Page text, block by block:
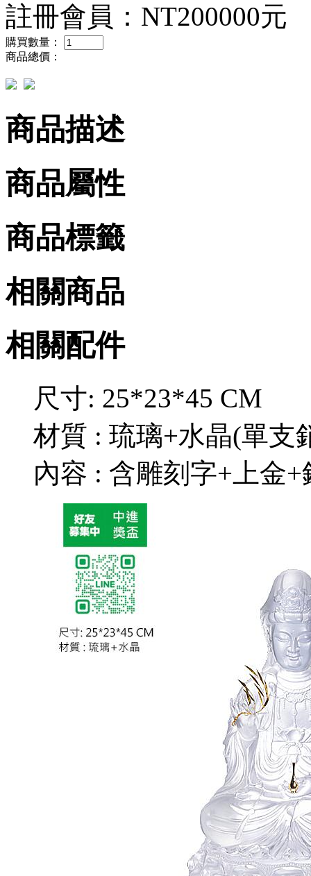
註冊會員： NT200000元
購買數量：
商品總價：
商品描述
商品屬性
商品標籤
相關商品
相關配件
尺寸: 25*23*45 CM
材質 : 琉璃+水晶(單支
內容 : 含雕刻字+上金